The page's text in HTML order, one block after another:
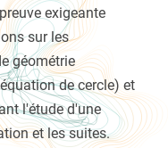
exigeante
sur les
géométrie
de cercle) et
l'étude d'une
et les suites.